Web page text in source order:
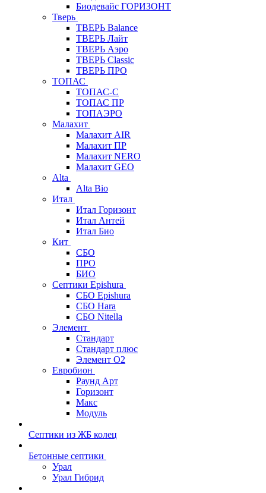
Биодевайс ГОРИЗОНТ
Тверь
ТВЕРЬ Balance
ТВЕРЬ Лайт
ТВЕРЬ Аэро
ТВЕРЬ Classic
ТВЕРЬ ПРО
ТОПАС
ТОПАС-С
ТОПАС ПР
ТОПАЭРО
Малахит
Малахит AIR
Малахит ПР
Малахит NERO
Малахит GEO
Alta
Alta Bio
Итал
Итал Горизонт
Итал Антей
Итал Био
Кит
СБО
ПРО
БИО
Септики Epishura
СБО Epishura
СБО Hara
СБО Nitella
Элемент
Стандарт
Стандарт плюс
Элемент О2
Евробион
Раунд Арт
Горизонт
Макс
Модуль
Септики из ЖБ колец
Бетонные септики
Урал
Урал Гибрид